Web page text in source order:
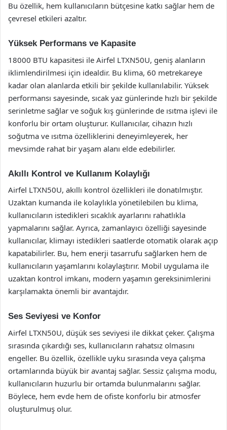
Bu özellik, hem kullanıcıların bütçesine katkı sağlar hem de
çevresel etkileri azaltır.
Yüksek Performans ve Kapasite
18000 BTU kapasitesi ile Airfel LTXN50U, geniş alanların
iklimlendirilmesi için idealdir. Bu klima, 60 metrekareye
kadar olan alanlarda etkili bir şekilde kullanılabilir. Yüksek
performansı sayesinde, sıcak yaz günlerinde hızlı bir şekilde
serinletme sağlar ve soğuk kış günlerinde de ısıtma işlevi ile
konforlu bir ortam oluşturur. Kullanıcılar, cihazın hızlı
soğutma ve ısıtma özelliklerini deneyimleyerek, her
mevsimde rahat bir yaşam alanı elde edebilirler.
Akıllı Kontrol ve Kullanım Kolaylığı
Airfel LTXN50U, akıllı kontrol özellikleri ile donatılmıştır.
Uzaktan kumanda ile kolaylıkla yönetilebilen bu klima,
kullanıcıların istedikleri sıcaklık ayarlarını rahatlıkla
yapmalarını sağlar. Ayrıca, zamanlayıcı özelliği sayesinde
kullanıcılar, klimayı istedikleri saatlerde otomatik olarak açıp
kapatabilirler. Bu, hem enerji tasarrufu sağlarken hem de
kullanıcıların yaşamlarını kolaylaştırır. Mobil uygulama ile
uzaktan kontrol imkanı, modern yaşamın gereksinimlerini
karşılamakta önemli bir avantajdır.
Ses Seviyesi ve Konfor
Airfel LTXN50U, düşük ses seviyesi ile dikkat çeker. Çalışma
sırasında çıkardığı ses, kullanıcıların rahatsız olmasını
engeller. Bu özellik, özellikle uyku sırasında veya çalışma
ortamlarında büyük bir avantaj sağlar. Sessiz çalışma modu,
kullanıcıların huzurlu bir ortamda bulunmalarını sağlar.
Böylece, hem evde hem de ofiste konforlu bir atmosfer
oluşturulmuş olur.